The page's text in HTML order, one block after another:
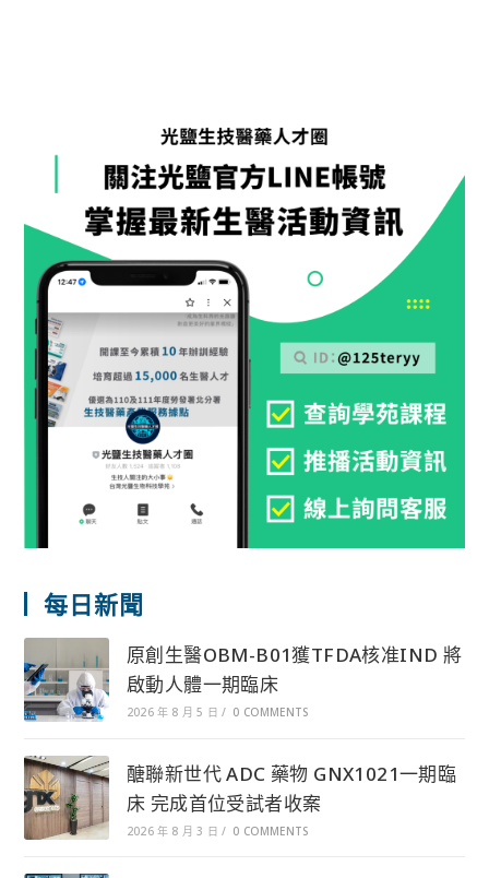
每日新聞
原創生醫OBM-B01獲TFDA核准IND 將
啟動人體一期臨床
2026 年 8 月 5 日 / 0 COMMENTS
醣聯新世代 ADC 藥物 GNX1021一期臨
床 完成首位受試者收案
2026 年 8 月 3 日 / 0 COMMENTS